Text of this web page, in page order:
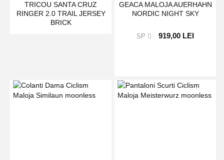
TRICOU SANTA CRUZ
RINGER 2.0 TRAIL JERSEY
BRICK
GEACA MALOJA AUERHAHN
NORDIC NIGHT SKY
SP 919,00 LEI